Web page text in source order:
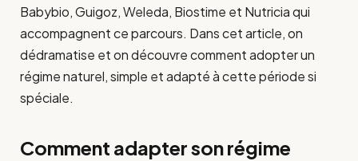
Babybio, Guigoz, Weleda, Biostime et Nutricia qui
accompagnent ce parcours. Dans cet article, on
dédramatise et on découvre comment adopter un
régime naturel, simple et adapté à cette période si
spéciale.
Comment adapter son régime